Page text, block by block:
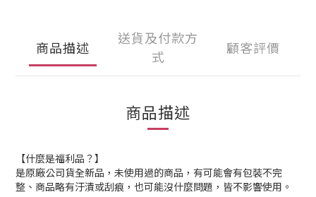
商品描述
送貨及付款方
式
顧客評價
商品描述
【什麼是福利品？】
是原廠公司貨全新品，未使用過的商品，有可能會有包裝不完
整、商品略有汙漬或刮痕，也可能沒什麼問題，皆不影響使用。